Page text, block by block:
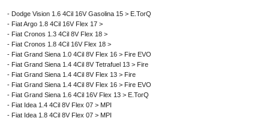
- Dodge Vision 1.6 4Cil 16V Gasolina 15 > E.TorQ
- Fiat Argo 1.8 4Cil 16V Flex 17 >
- Fiat Cronos 1.3 4Cil 8V Flex 18 >
- Fiat Cronos 1.8 4Cil 16V Flex 18 >
- Fiat Grand Siena 1.0 4Cil 8V Flex 16 > Fire EVO
- Fiat Grand Siena 1.4 4Cil 8V Tetrafuel 13 > Fire
- Fiat Grand Siena 1.4 4Cil 8V Flex 13 > Fire
- Fiat Grand Siena 1.4 4Cil 8V Flex 16 > Fire EVO
- Fiat Grand Siena 1.6 4Cil 16V Flex 13 > E.TorQ
- Fiat Idea 1.4 4Cil 8V Flex 07 > MPI
- Fiat Idea 1.8 4Cil 8V Flex 07 > MPI